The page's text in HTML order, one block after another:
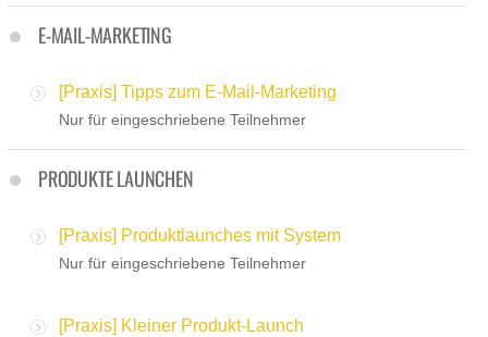
E-MAIL-MARKETING
[Praxis] Tipps zum E-Mail-Marketing
Nur für eingeschriebene Teilnehmer
PRODUKTE LAUNCHEN
[Praxis] Produktlaunches mit System
Nur für eingeschriebene Teilnehmer
[Praxis] Kleiner Produkt-Launch